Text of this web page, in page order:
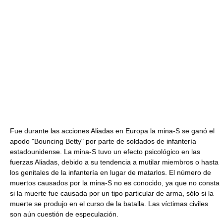
Fue durante las acciones Aliadas en Europa la mina-S se ganó el
apodo "Bouncing Betty" por parte de soldados de infantería
estadounidense. La mina-S tuvo un efecto psicológico en las
fuerzas Aliadas, debido a su tendencia a mutilar miembros o hasta
los genitales de la infantería en lugar de matarlos. El número de
muertos causados por la mina-S no es conocido, ya que no consta
si la muerte fue causada por un tipo particular de arma, sólo si la
muerte se produjo en el curso de la batalla. Las víctimas civiles
son aún cuestión de especulación.